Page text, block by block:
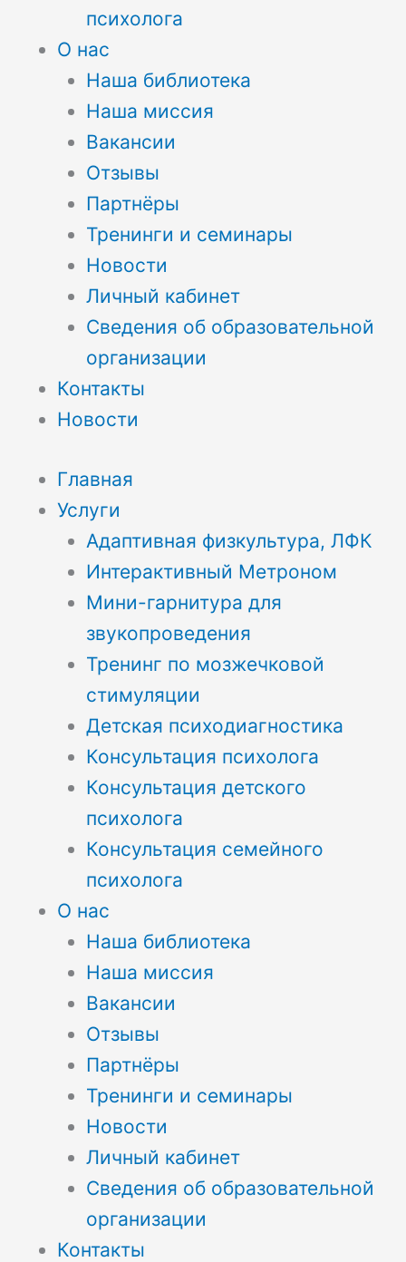
психолога
О нас
Наша библиотека
Наша миссия
Вакансии
Отзывы
Партнёры
Тренинги и семинары
Новости
Личный кабинет
Сведения об образовательной
организации
Контакты
Новости
Главная
Услуги
Адаптивная физкультура, ЛФК
Интерактивный Метроном
Мини-гарнитура для
звукопроведения
Тренинг по мозжечковой
стимуляции
Детская психодиагностика
Консультация психолога
Консультация детского
психолога
Консультация семейного
психолога
О нас
Наша библиотека
Наша миссия
Вакансии
Отзывы
Партнёры
Тренинги и семинары
Новости
Личный кабинет
Сведения об образовательной
организации
Контакты